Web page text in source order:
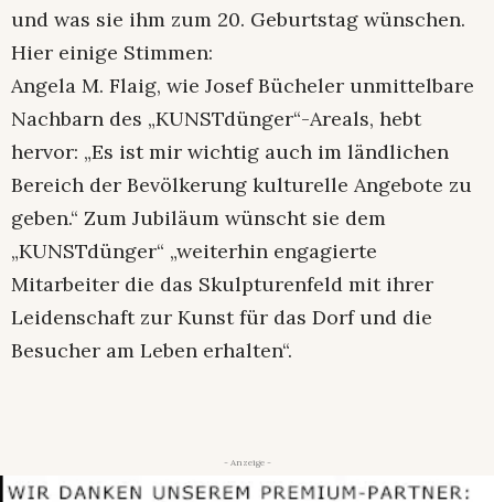
und was sie ihm zum 20. Geburtstag wünschen.
Hier einige Stimmen:
Angela M. Flaig, wie Josef Bücheler unmittelbare
Nachbarn des „KUNSTdünger“-Areals, hebt
hervor: „Es ist mir wichtig auch im ländlichen
Bereich der Bevölkerung kulturelle Angebote zu
geben.“ Zum Jubiläum wünscht sie dem
„KUNSTdünger“ „weiterhin engagierte
Mitarbeiter die das Skulpturenfeld mit ihrer
Leidenschaft zur Kunst für das Dorf und die
Besucher am Leben erhalten“.
- Anzeige -